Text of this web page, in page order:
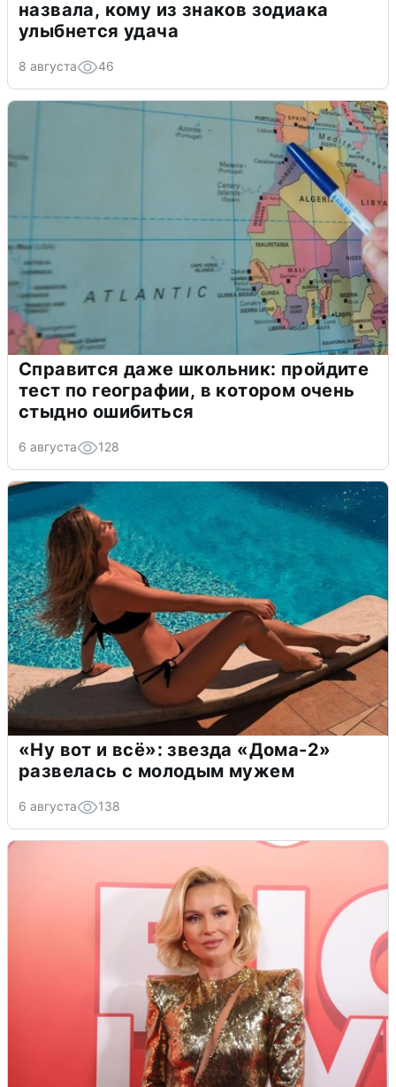
назвала, кому из знаков зодиака
улыбнется удача
8 августа 46
Справится даже школьник: пройдите
тест по географии, в котором очень
стыдно ошибиться
6 августа 128
«Ну вот и всё»: звезда «Дома-2»
развелась с молодым мужем
6 августа 138